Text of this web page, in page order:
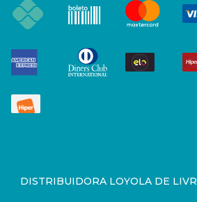
DISTRIBUIDORA LOYOLA DE